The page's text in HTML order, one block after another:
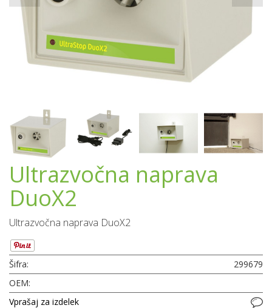
Ultrazvočna naprava
DuoX2
Ultrazvočna naprava DuoX2
Šifra:
299679
OEM:
Vprašaj za izdelek